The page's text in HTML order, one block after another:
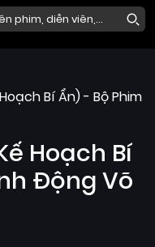
Bí Ẩn) - Bộ Phim
Hoạch Bí
Động Võ